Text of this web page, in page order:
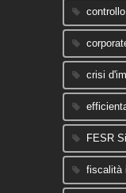
crisi
FESR
fiscalità